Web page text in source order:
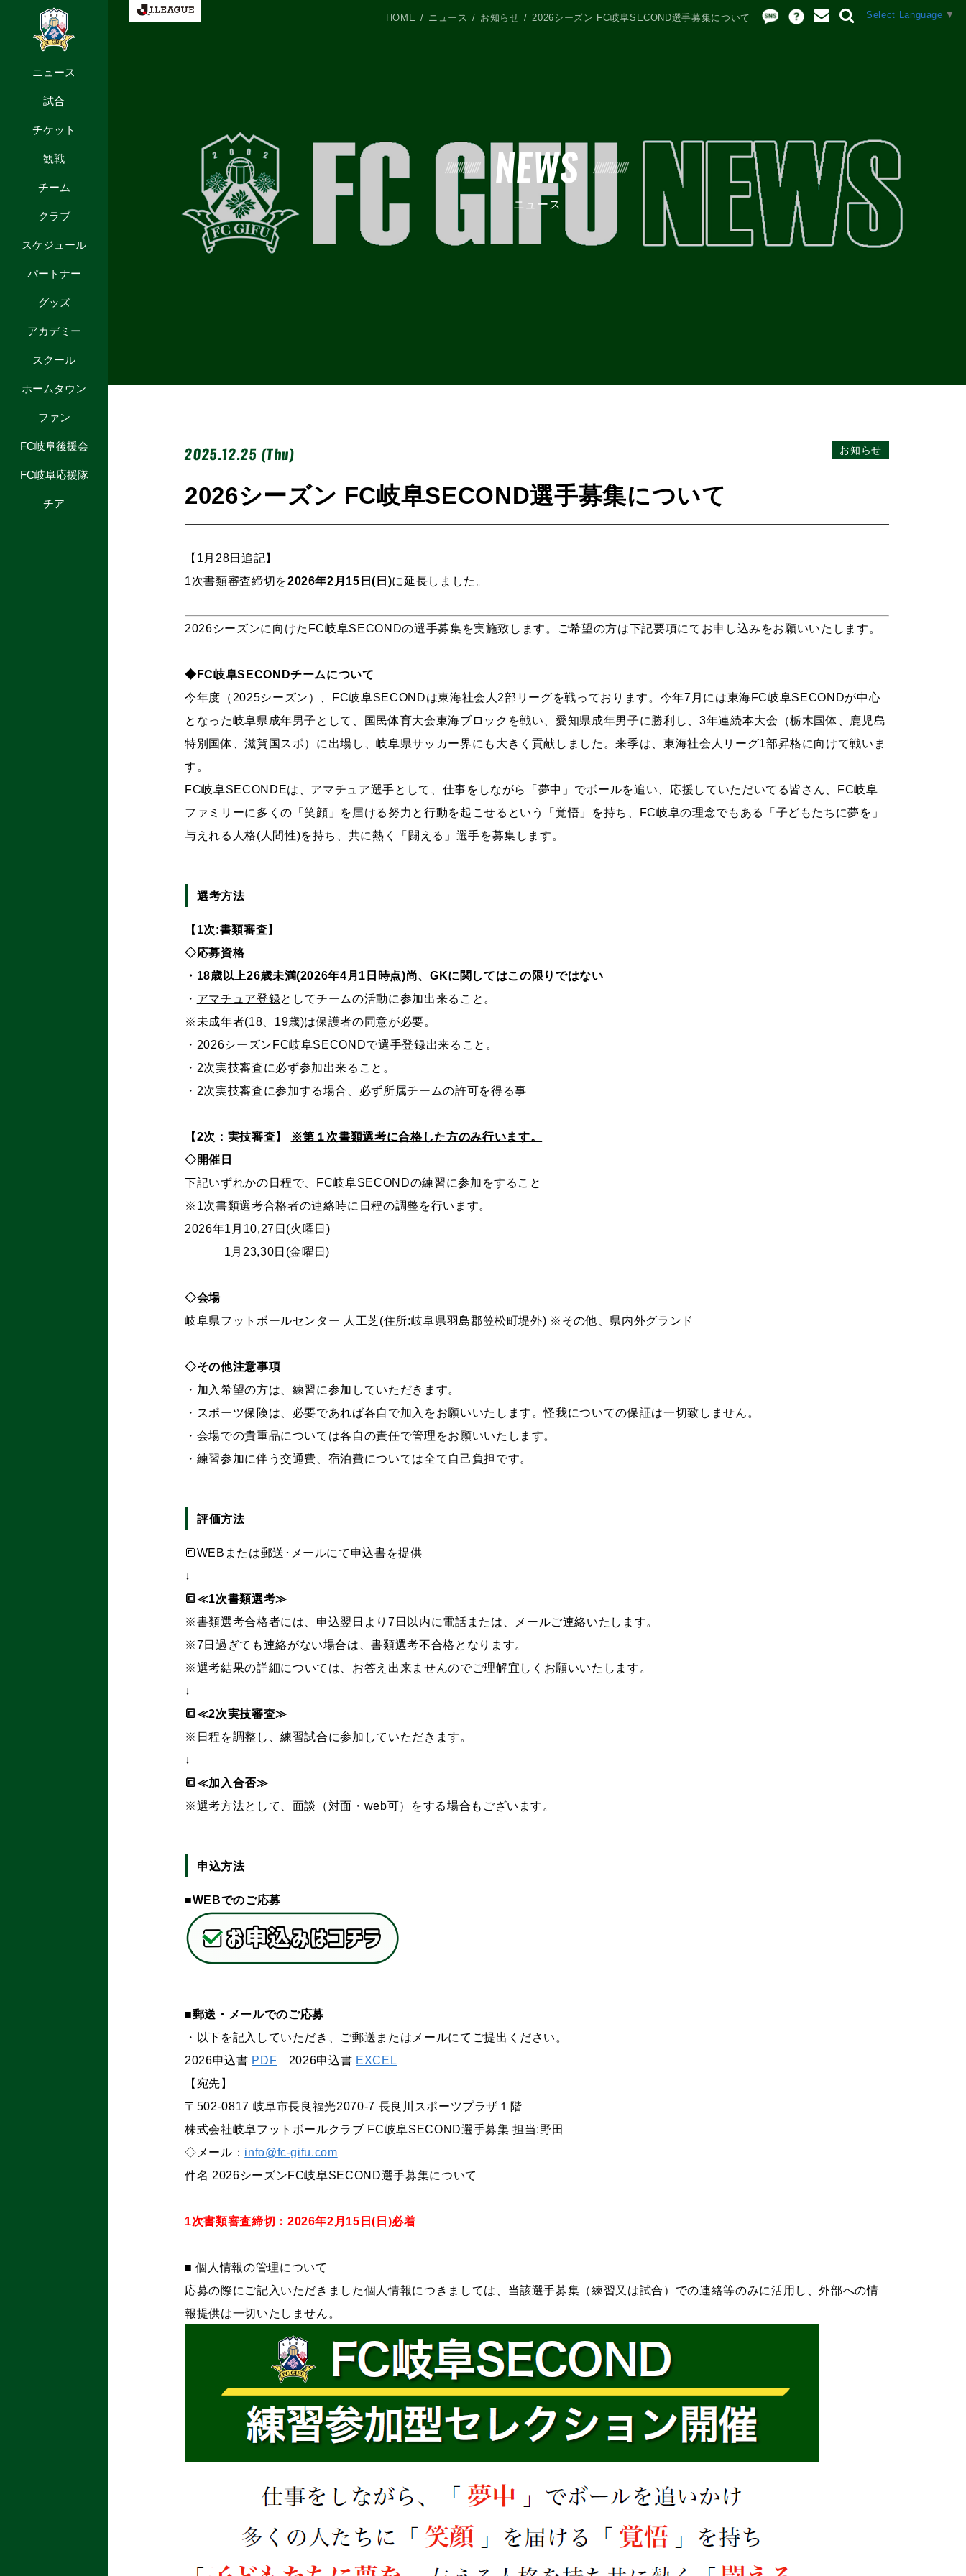
ニュース
試合
チケット
観戦
チーム
クラブ
スケジュール
パートナー
グッズ
アカデミー
スクール
ホームタウン
ファン
FC岐阜後援会
FC岐阜応援隊
チア
Select Language ▼
NEWS
ニュース
HOME ニュース お知らせ 2026シーズン FC岐阜SECOND選手募集について
2025.12.25 (Thu) お知らせ
2026シーズン FC岐阜SECOND選手募集について
【1月28日追記】
1次書類審査締切を2026年2月15日(日)に延長しました。
2026シーズンに向けたFC岐阜SECONDの選手募集を実施致します。ご希望の方は下記要項にてお申し込みをお願いいたします。
◆FC岐阜SECONDチームについて
今年度（2025シーズン）、FC岐阜SECONDは東海社会人2部リーグを戦っております。今年7月には東海FC岐阜SECONDが中心
となった岐阜県成年男子として、国民体育大会東海ブロックを戦い、愛知県成年男子に勝利し、3年連続本大会（栃木国体、鹿児島
特別国体、滋賀国スポ）に出場し、岐阜県サッカー界にも大きく貢献しました。来季は、東海社会人リーグ1部昇格に向けて戦いま
す。
FC岐阜SECONDEは、アマチュア選手として、仕事をしながら「夢中」でボールを追い、応援していただいてる皆さん、FC岐阜
ファミリーに多くの「笑顔」を届ける努力と行動を起こせるという「覚悟」を持ち、FC岐阜の理念でもある「子どもたちに夢を」
与えれる人格(人間性)を持ち、共に熱く「闘える」選手を募集します。
選考方法
【1次:書類審査】
◇応募資格
・18歳以上26歳未満(2026年4月1日時点)尚、GKに関してはこの限りではない
・ アマチュア登録としてチームの活動に参加出来ること。
※未成年者(18、19歳)は保護者の同意が必要。
・2026シーズンFC岐阜SECONDで選手登録出来ること。
・2次実技審査に必ず参加出来ること。
・2次実技審査に参加する場合、必ず所属チームの許可を得る事
【2次：実技審査】 ※第１次書類選考に合格した方のみ行います。
◇開催日
下記いずれかの日程で、FC岐阜SECONDの練習に参加をすること
※1次書類選考合格者の連絡時に日程の調整を行います。
2026年1 月10,27日(火曜日)
1月23,30日(金曜日)
◇会場
岐阜県フットボールセンター 人工芝(住所:岐阜県羽島郡笠松町堤外) ※その他、県内外グランド
◇その他注意事項
・加入希望の方は、練習に参加していただきます。
・スポーツ保険は、必要であれば各自で加入をお願いいたします。怪我についての保証は一切致しません。
・会場での貴重品については各自の責任で管理をお願いいたします。
・練習参加に伴う交通費、宿泊費については全て自己負担です。
評価方法
🔳WEBまたは郵送･メールにて申込書を提供
↓
🔳≪1次書類選考≫
※書類選考合格者には、申込翌日より7日以内に電話または、メールご連絡いたします。
※7日過ぎても連絡がない場合は、書類選考不合格となります。
※選考結果の詳細については、お答え出来ませんのでご理解宜しくお願いいたします。
↓
🔳≪2次実技審査≫
※日程を調整し、練習試合に参加していただきます。
↓
🔳≪加入合否≫
※選考方法として、面談（対面・web可）をする場合もございます。
申込方法
■WEBでのご応募
■郵送・メールでのご応募
・以下を記入していただき、ご郵送またはメールにてご提出ください。
2026申込書 PDF 2026申込書 EXCEL
【宛先】
〒 502-0817 岐阜市長良福光2070-7 長良川スポーツプラザ１階
株式会社岐阜フットボールクラブ FC岐阜SECOND選手募集 担当:野田
◇メール： info@fc-gifu.com
件名 2026シーズンFC岐阜SECOND選手募集について
1次書類審査締切：2026年2月15日(日)必着
■個人情報の管理について
応募の際にご記入いただきました個人情報につきましては、当該選手募集（練習又は試合）での連絡等のみに活用し、外部への情
報提供は一切いたしません。